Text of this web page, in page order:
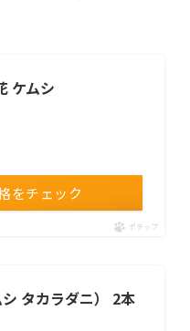
ケムシ
をチェック
ポチップ
タカラダニ） 2本